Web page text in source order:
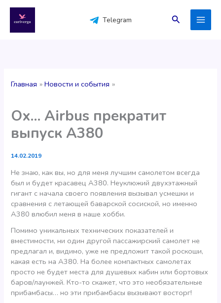
содержимому
Telegram Поиск
Главная Новости и события
Ох… Airbus прекратит
выпуск А380
14.02.2019
Не знаю, как вы, но для меня лучшим самолетом всегда
был и будет красавец А380. Неуклюжий двухэтажный
гигант с начала своего появления вызывал усмешки и
сравнения с летающей баварской сосиской, но именно
А380 влюбил меня в наше хобби.
Помимо уникальных технических показателей и
вместимости, ни один другой пассажирский самолет не
предлагал и, видимо, уже не предложит такой роскоши,
какая есть на А380. На более компактных самолетах
просто не будет места для душевых кабин или бортовых
баров/лаунжей. Кто-то скажет, что это необязательные
прибамбасы… но эти прибамбасы вызывают восторг!